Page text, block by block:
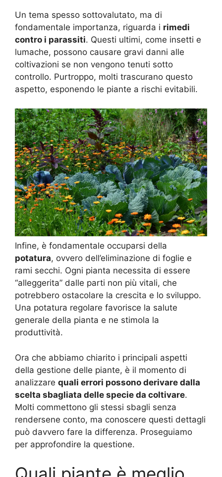
Un tema spesso sottovalutato, ma di
fondamentale importanza, riguarda i rimedi
contro i parassiti. Questi ultimi, come insetti e
lumache, possono causare gravi danni alle
coltivazioni se non vengono tenuti sotto
controllo. Purtroppo, molti trascurano questo
aspetto, esponendo le piante a rischi evitabili.
Infine, è fondamentale occuparsi della
potatura, ovvero dell’eliminazione di foglie e
rami secchi. Ogni pianta necessita di essere
“alleggerita” dalle parti non più vitali, che
potrebbero ostacolare la crescita e lo sviluppo.
Una potatura regolare favorisce la salute
generale della pianta e ne stimola la
produttività.
Ora che abbiamo chiarito i principali aspetti
della gestione delle piante, è il momento di
analizzare quali errori possono derivare dalla
scelta sbagliata delle specie da coltivare.
Molti commettono gli stessi sbagli senza
rendersene conto, ma conoscere questi dettagli
può davvero fare la differenza. Proseguiamo
per approfondire la questione.